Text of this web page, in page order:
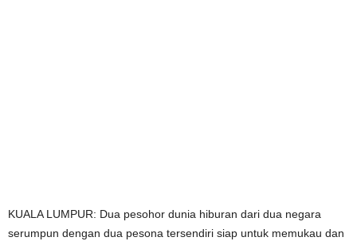
KUALA LUMPUR: Dua pesohor dunia hiburan dari dua negara
serumpun dengan dua pesona tersendiri siap untuk memukau dan